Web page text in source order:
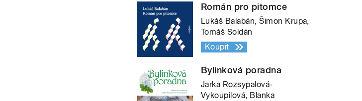
Román pro pitomce
Lukáš Balabán, Šimon Krupa,
Tomáš Soldán
Koupit
Bylinková poradna
Jarka Rozsypalová-
Vykoupilová, Blanka